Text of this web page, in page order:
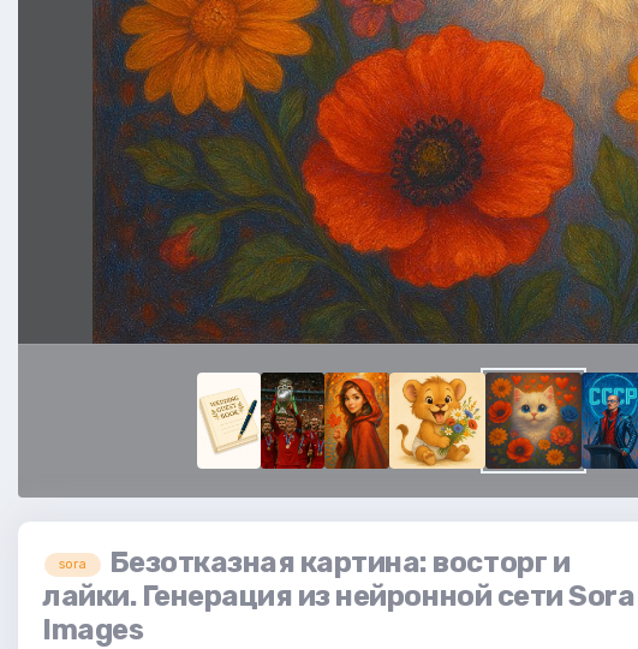
sora
Безотказная картина: восторг и
лайки. Генерация из нейронной сети Sora
Images